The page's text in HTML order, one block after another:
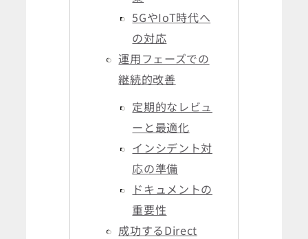
5GやIoT時代へ
の対応
運用フェーズでの
継続的改善
定期的なレビュ
ーと最適化
インシデント対
応の準備
ドキュメントの
重要性
成功するDirect